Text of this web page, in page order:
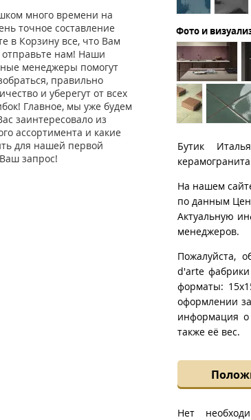
много времени на
точное составление
в Корзину все, что Вам
отправьте нам! Наши
менеджеры помогут
правильно
и уберегут от всех
Главное, мы уже будем
заинтересовало из
ассортимента и какие
для нашей первой
запрос!
Фото и
Бутик
На нашем
по данным
Актуальную
менеджеров.
Пожалуйста,
d'arte фабрики
форматы:
оформлении
информация о
также её вес.
Нет